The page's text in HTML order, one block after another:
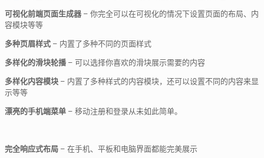
可视化前端页面生成器 – 你完全可以在可视化的情况下设置页面的布局、内
容模块等等
多种页眉样式 – 内置了多种不同的页面样式
多样化的滑块轮播 – 可以选择你喜欢的滑块展示需要的内容
多样化内容模块 – 内置了多种样式的内容模块，还可以设置不同的内容来显
示等等
漂亮的手机端菜单 – 移动注册和登录从未如此简单。
完全响应式布局 – 在手机、平板和电脑界面都能完美展示